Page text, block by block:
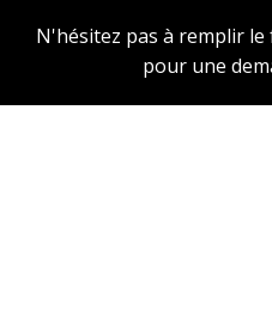
N'hésitez pas à remplir
pour une